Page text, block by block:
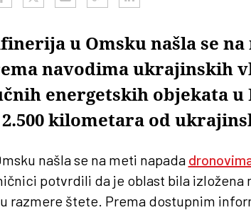
u Omsku našla se na
navodima ukrajinskih
energetskih objekata u
kilometara od
našla se na meti napada
potvrdili da je oblast bila izložena
razmere štete. Prema dostupnim